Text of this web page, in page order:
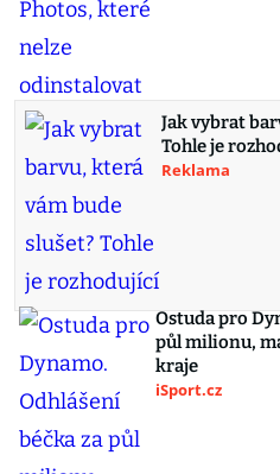
Jak vybrat
Tohle je
Reklama
Ostuda pro
půl milionu,
kraje
iSport.cz